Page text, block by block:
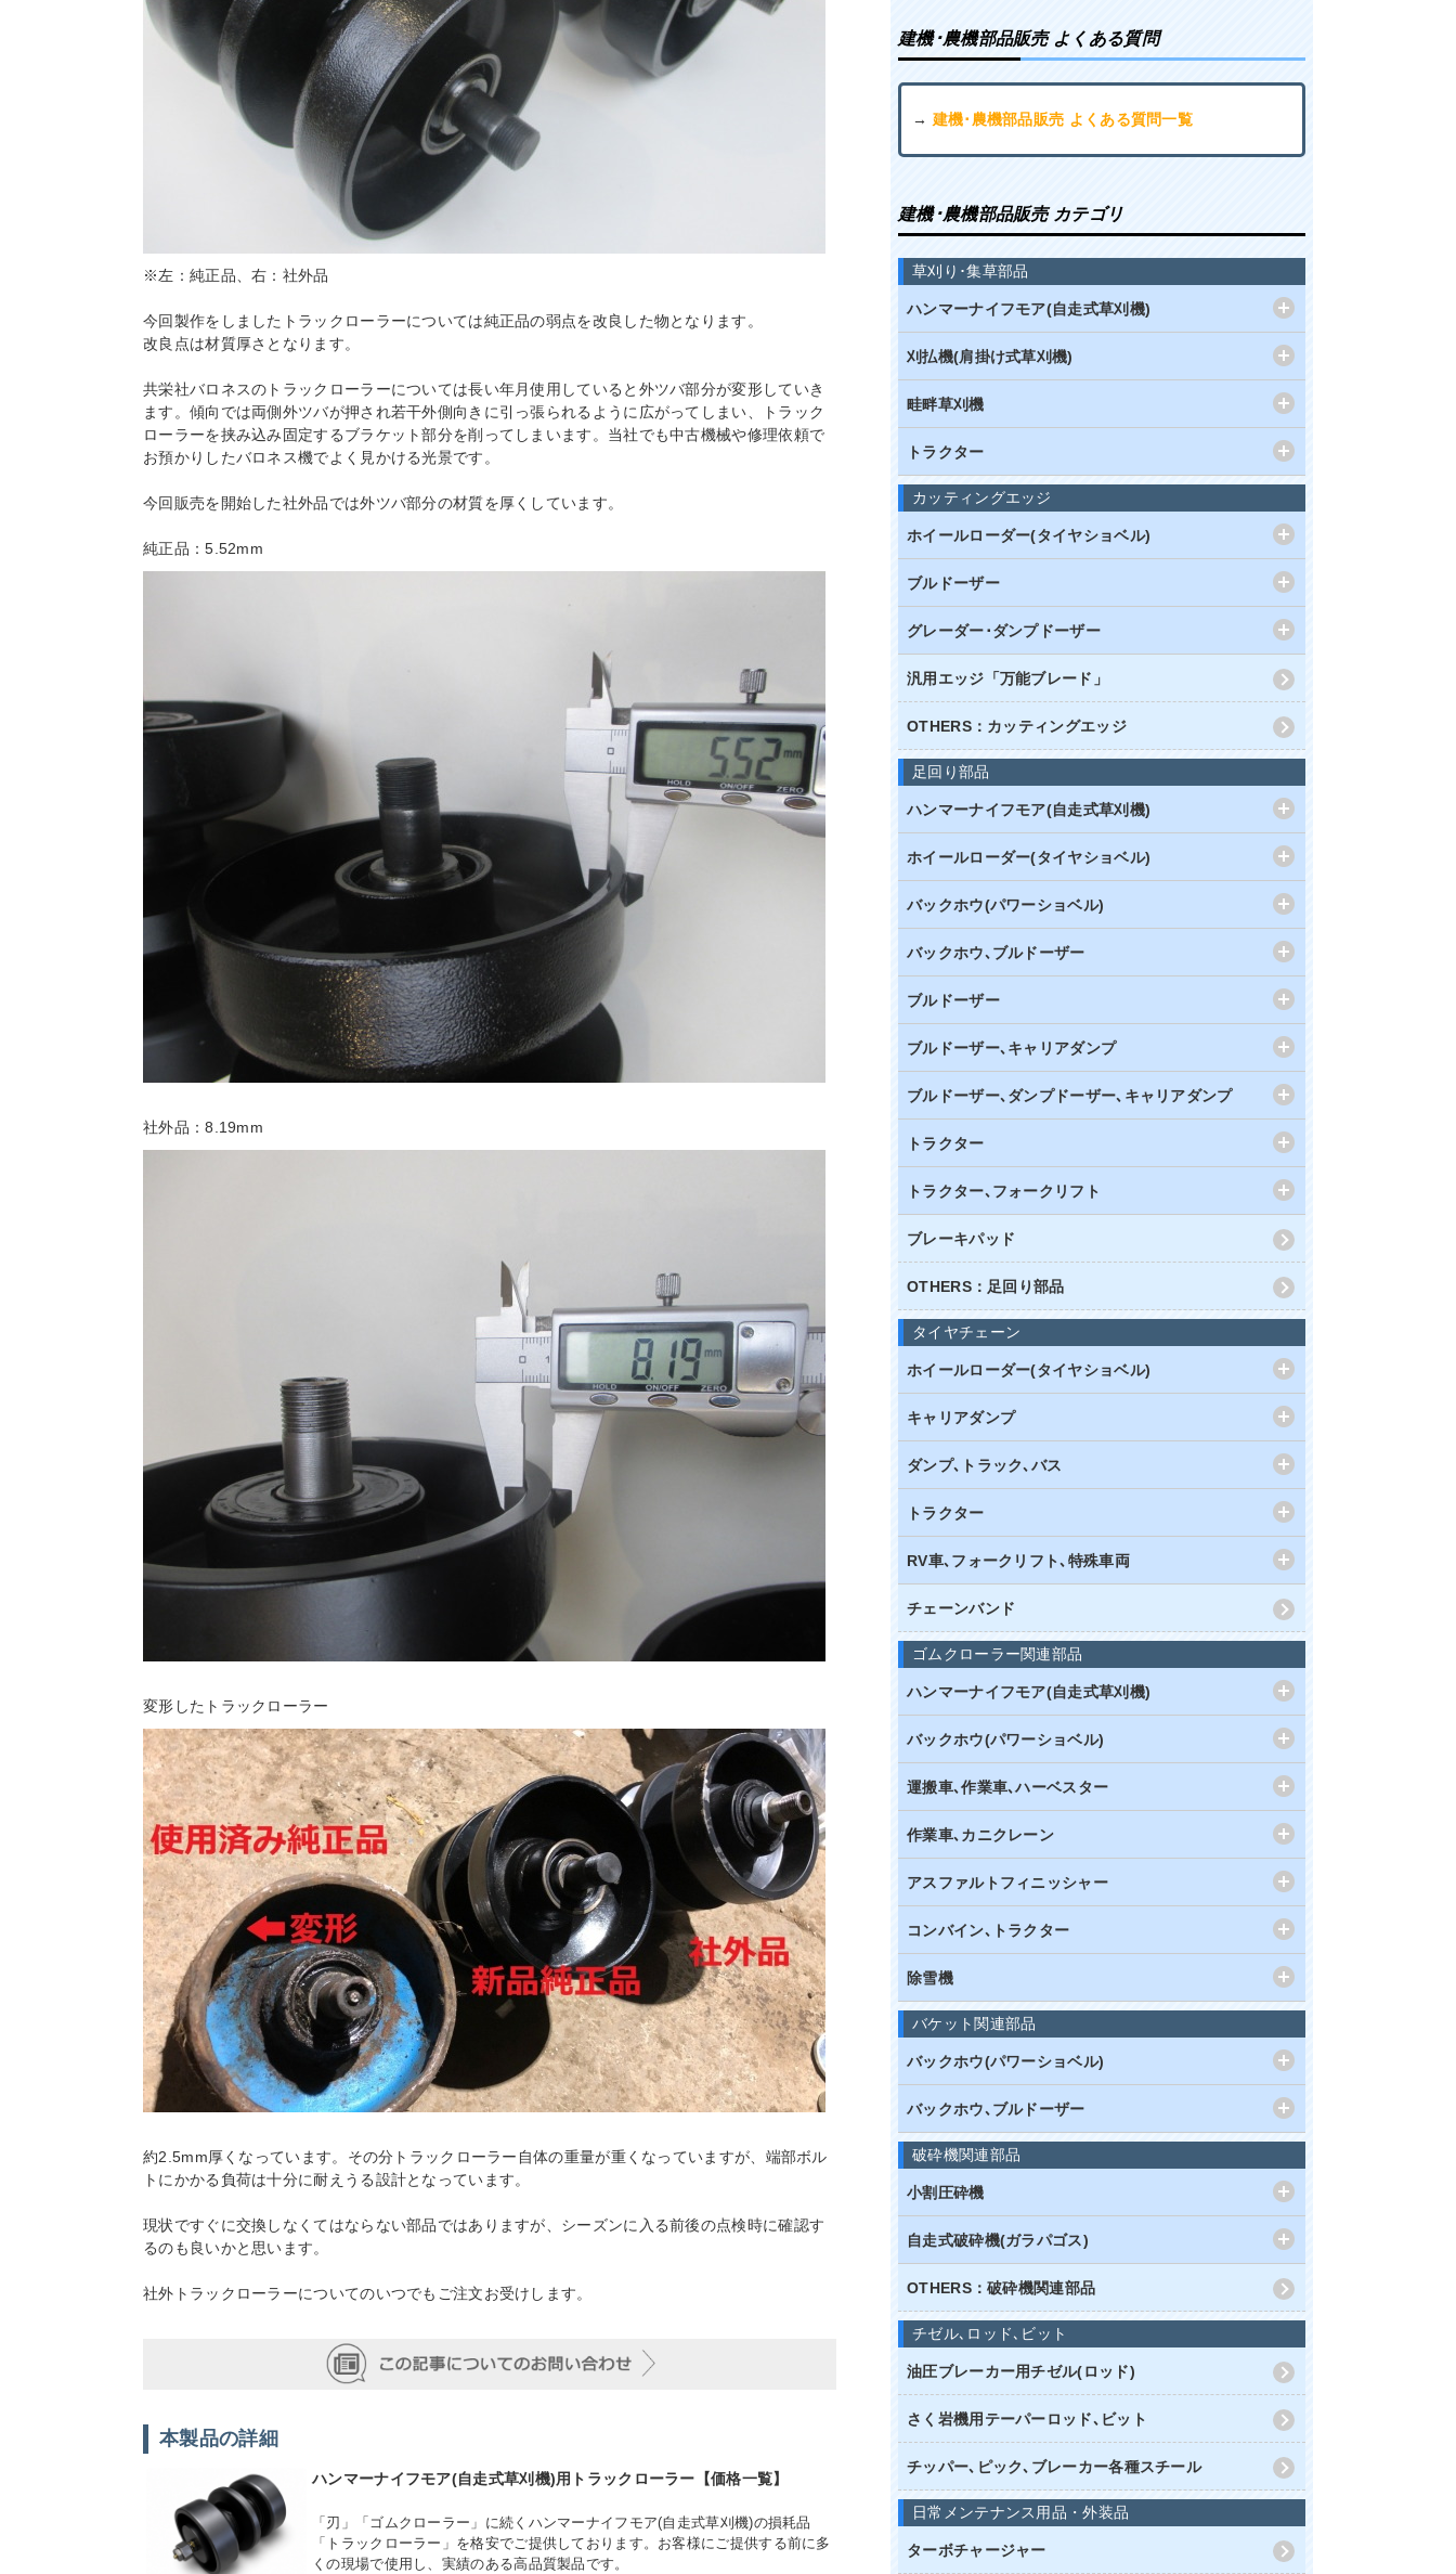
※左：純正品、右：社外品
今回製作をしましたトラックローラーについては純正品の弱点を改良した物となります。
改良点は材質厚さとなります。
共栄社バロネスのトラックローラーについては長い年月使用していると外ツバ部分が変形していき
ます。傾向では両側外ツバが押され若干外側向きに引っ張られるように広がってしまい、トラック
ローラーを挟み込み固定するブラケット部分を削ってしまいます。当社でも中古機械や修理依頼で
お預かりしたバロネス機でよく見かける光景です。
今回販売を開始した社外品では外ツバ部分の材質を厚くしています。
純正品：5.52mm
社外品：8.19mm
変形したトラックローラー
約2.5mm厚くなっています。その分トラックローラー自体の重量が重くなっていますが、端部ボル
トにかかる負荷は十分に耐えうる設計となっています。
現状ですぐに交換しなくてはならない部品ではありますが、シーズンに入る前後の点検時に確認す
るのも良いかと思います。
社外トラックローラーについてのいつでもご注文お受けします。
本製品の詳細
ハンマーナイフモア(自走式草刈機)用トラックローラー【価格一覧】
「刃」「ゴムクローラー」に続くハンマーナイフモア(自走式草刈機)の損耗品
「トラックローラー」を格安でご提供しております。お客様にご提供する前に多
くの現場で使用し、実績のある高品質製品です。
建機･農機部品販売 よくある質問
→ 建機･農機部品販売 よくある質問一覧
建機･農機部品販売 カテゴリ
草刈り･集草部品
ハンマーナイフモア(自走式草刈機)
刈払機(肩掛け式草刈機)
畦畔草刈機
トラクター
カッティングエッジ
ホイールローダー(タイヤショベル)
ブルドーザー
グレーダー･ダンプドーザー
汎用エッジ「万能ブレード」
OTHERS：カッティングエッジ
足回り部品
ハンマーナイフモア(自走式草刈機)
ホイールローダー(タイヤショベル)
バックホウ(パワーショベル)
バックホウ､ブルドーザー
ブルドーザー
ブルドーザー､キャリアダンプ
ブルドーザー､ダンプドーザー､キャリアダンプ
トラクター
トラクター､フォークリフト
ブレーキパッド
OTHERS：足回り部品
タイヤチェーン
ホイールローダー(タイヤショベル)
キャリアダンプ
ダンプ､トラック､バス
トラクター
RV車､フォークリフト､特殊車両
チェーンバンド
ゴムクローラー関連部品
ハンマーナイフモア(自走式草刈機)
バックホウ(パワーショベル)
運搬車､作業車､ハーベスター
作業車､カニクレーン
アスファルトフィニッシャー
コンバイン､トラクター
除雪機
バケット関連部品
バックホウ(パワーショベル)
バックホウ､ブルドーザー
破砕機関連部品
小割圧砕機
自走式破砕機(ガラパゴス)
OTHERS：破砕機関連部品
チゼル､ロッド､ビット
油圧ブレーカー用チゼル(ロッド)
さく岩機用テーパーロッド､ビット
チッパー､ピック､ブレーカー各種スチール
日常メンテナンス用品・外装品
ターボチャージャー